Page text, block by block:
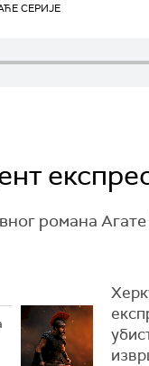
СЕРИЈЕ
романа